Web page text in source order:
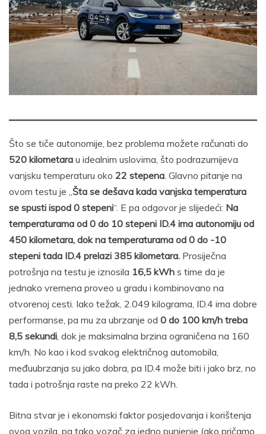
Što se tiče autonomije, bez problema možete računati do
520 kilometara u idealnim uslovima, što podrazumijeva
vanjsku temperaturu oko 22 stepena. Glavno pitanje na
ovom testu je „Šta se dešava kada vanjska temperatura
se spusti ispod 0 stepeni“. E pa odgovor je slijedeći: Na
temperaturama od 0 do 10 stepeni ID.4 ima autonomiju od
450 kilometara, dok na temperaturama od 0 do -10
stepeni tada ID.4 prelazi 385 kilometara. Prosiječna
potrošnja na testu je iznosila 16,5 kWh s time da je
jednako vremena proveo u gradu i kombinovano na
otvorenoj cesti. Iako težak, 2.049 kilograma, ID.4 ima dobre
performanse, pa mu za ubrzanje od 0 do 100 km/h treba
8,5 sekundi, dok je maksimalna brzina ograničena na 160
km/h. No kao i kod svakog električnog automobila,
međuubrzanja su jako dobra, pa ID.4 može biti i jako brz, no
tada i potrošnja raste na preko 22 kWh.
Bitna stvar je i ekonomski faktor posjedovanja i korištenja
ovog vozila, pa tako vozač za jedno punjenje (ako pričamo